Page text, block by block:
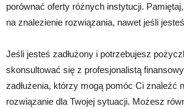
porównać oferty różnych instytucji.
na znalezienie rozwiązania, nawet jeśli
Jeśli jesteś zadłużony i potrzebujesz
skonsultować się z profesjonalistą
zadłużenia, którzy mogą pomóc Ci znaleźć
rozwiązanie dla Twojej sytuacji. Możesz